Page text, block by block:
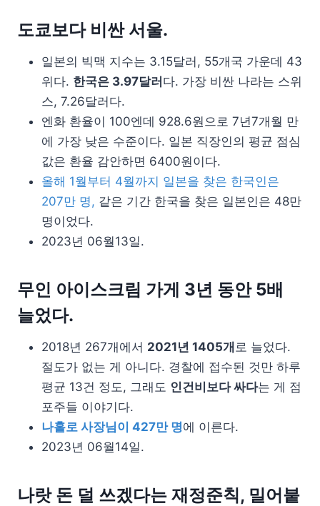
도쿄보다 비싼 서울.
일본의 빅맥 지수는 3.15달러, 55개국 가운데 43
위다. 한국은 3.97달러 다. 가장 비싼 나라는 스위
스, 7.26달러다.
엔화 환율이 100엔데 928.6원으로 7년7개월 만
에 가장 낮은 수준이다. 일본 직장인의 평균 점심
값은 환율 감안하면 6400원이다.
올해 1월부터 4월까지 일본을 찾은 한국인은
207만 명, 같은 기간 한국을 찾은 일본인은 48만
명이었다.
2023년 06월13일.
무인 아이스크림 가게 3년 동안 5배
늘었다.
2018년 267개에서 2021년 1405개 로 늘었다.
절도가 없는 게 아니다. 경찰에 접수된 것만 하루
평균 13건 정도, 그래도 인건비보다 싸다는 게 점
포주들 이야기다.
나홀로 사장님이 427만 명에 이른다.
2023년 06월14일.
나랏 돈 덜 쓰겠다는 재정준칙, 밀어붙